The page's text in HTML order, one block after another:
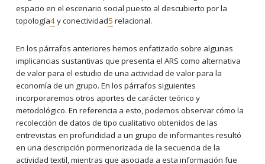
espacio en el escenario social puesto al descubierto por la
topología4y conectividad5 relacional.
En los párrafos anteriores hemos enfatizado sobre algunas
implicancias sustantivas que presenta el ARS como alternativa
de valor para el estudio de una actividad de valor para la
economía de un grupo. En los párrafos siguientes
incorporaremos otros aportes de carácter teórico y
metodológico. En referencia a esto, podemos observar cómo la
recolección de datos de tipo cualitativo obtenidos de las
entrevistas en profundidad a un grupo de informantes resultó
en una descripción pormenorizada de la secuencia de la
actividad textil, mientras que asociada a esta información fue